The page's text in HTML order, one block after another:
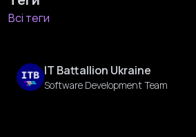
Всі теги
IT Battallion Ukraine
Software Development Team